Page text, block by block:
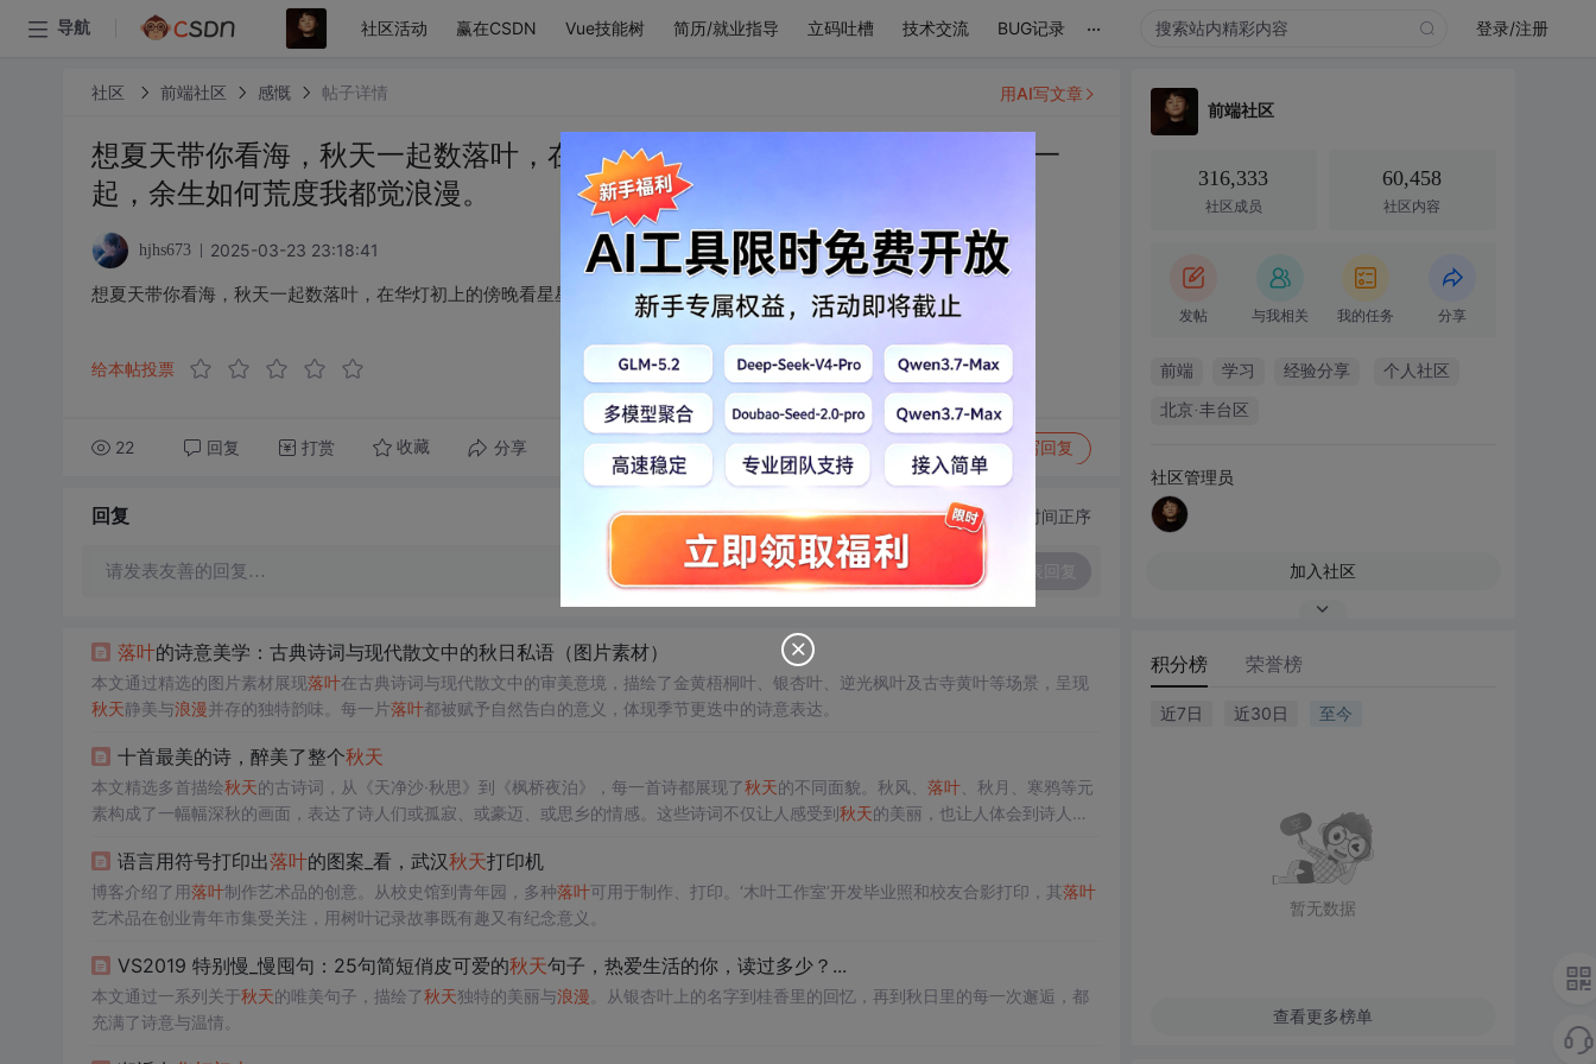
导航 社区活动 赢在CSDN Vue技能树 简历/就业指导 立码吐槽 技术交流 BUG记录 ... 登录/注册
社区 前端社区 感慨 帖子详情
想夏天带你看海，秋天一起数落叶，在华灯初上的傍晚看星星眨眼，是和你一
起，余生如何荒度我都觉浪漫。
hjhs673 2025-03-23 23:18:41
想夏天带你看海，秋天一起数落叶，在华灯初上的傍晚看星星眨眼，是和你一起，余生如何荒度我都觉浪漫。
给本帖投票
22 回复 打赏 收藏 分享 转发到动态 举报 写回复
用AI写文章
回复 切换为时间正序
请发表友善的回复…
落叶的诗意美学：古典诗词与现代散文中的秋日私语（图片素材）
本文通过精选的图片素材展现落叶在古典诗词与现代散文中的审美意境，描绘了金黄梧桐叶、银杏叶、逆光枫叶及古寺黄叶等场景，呈现
秋天静美与浪漫并存的独特韵味。每一片落叶都被赋予自然告白的意义，体现季节更迭中的诗意表达。
十首最美的诗，醉美了整个秋天
本文精选多首描绘秋天的古诗词，从《天净沙·秋思》到《枫桥夜泊》，每一首诗都展现了秋天的不同面貌。秋风、 落叶、秋月、寒鸦等元
素构成了一幅幅深秋的画面，表达了诗人们或孤寂、或豪迈、或思乡的情感。这些诗词不仅让人感受到秋天的美丽，也让人体会到诗人的
语言用符号打印出落叶的图案_看，武汉秋天打印机
博客介绍了用落叶制作艺术品的创意。从校史馆到青年园，多种落叶可用于制作、打印。‘木叶工作室’开发毕业照和校友合影打印，其落叶
艺术品在创业青年市集受关注，用树叶记录故事既有趣又有纪念意义。
VS2019 特别慢_慢囤句：25句简短俏皮可爱的秋天句子，热爱生活的你，读过多少？...
本文通过一系列关于秋天的唯美句子，描绘了秋天独特的美丽与浪漫 。从银杏叶上的名字到桂香里的回忆，再到秋日里的每一次邂逅，都
充满了诗意与温情。
前端社区
316,333
社区成员
60,458
社区内容
发帖 与我相关 我的任务 分享
前端 学习 经验分享 个人社区
北京·丰台区
社区管理员
加入社区
积分榜 荣誉榜
近7日 近30日 至今
暂无数据
查看更多榜单